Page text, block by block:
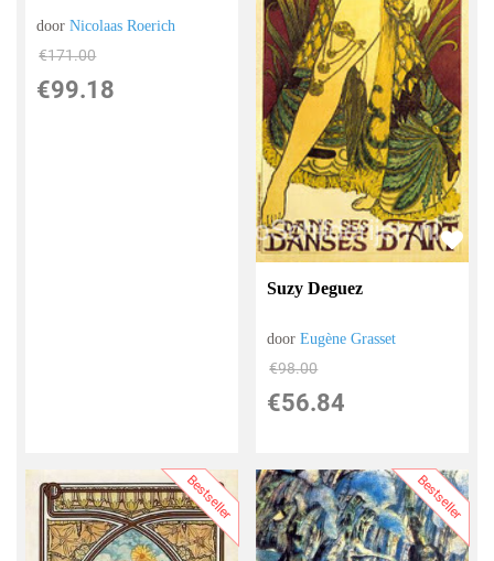
doorNicolaas Roerich
€171.00
€99.18
Suzy Deguez
doorEugène Grasset
€98.00
€56.84
Bestseller Bestseller